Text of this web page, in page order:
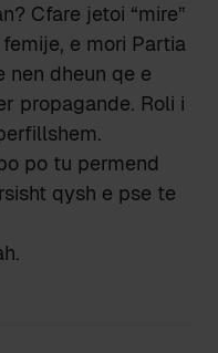
Cfare jetoi “mire”
e mori Partia
nen dheun qe e
propagande. Roli i
po tu permend
qysh e pse te